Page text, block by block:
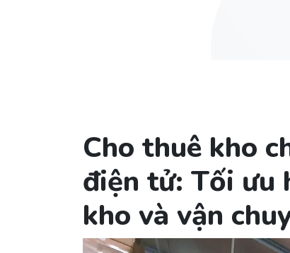
Cho thuê kho
điện tử: Tối ưu
kho và vận